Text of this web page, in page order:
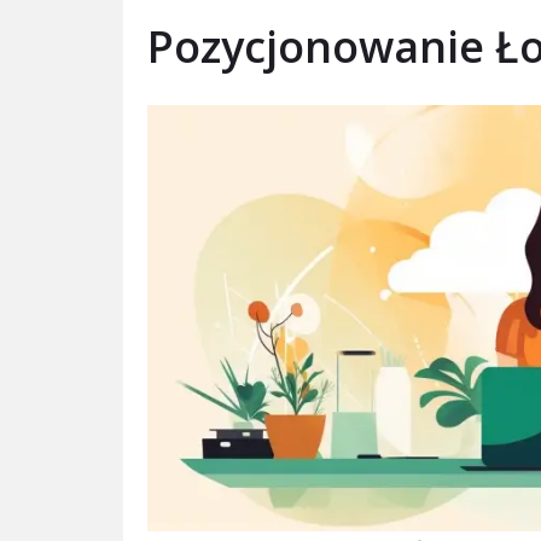
Pozycjonowanie